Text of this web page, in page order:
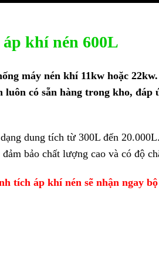
khí nén 600L
máy nén khí 11kw hoặc
có sẵn hàng trong kho, đáp
dung tích từ 300L đến
bảo chất lượng cao và có độ
tích áp khí nén sẽ nhận ngay